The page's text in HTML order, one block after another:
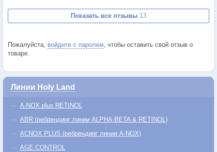
Показать все отзывы 13
Пожалуйста, войдите с паролем, чтобы оставить свой отзыв о
товаре.
Линии Holy Land
A-NOX plus RETINOL
ABR (ребрендинг линии ALPHA-BETA & RETINOL)
ACNOX PLUS (ребрендинг линии A-NOX)
AGE CONTROL